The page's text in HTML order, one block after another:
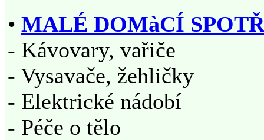
• MALÉ DOMàCÍ
- Kávovary, vařiče
- Vysavače, žehličky
- Elektrické nádobí
- Péče o tělo